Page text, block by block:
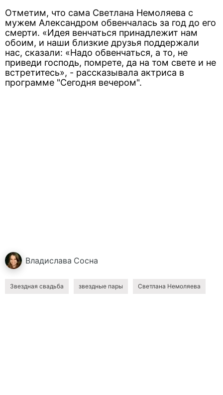
Отметим, что сама Светлана Немоляева с
мужем Александром обвенчалась за год до его
смерти. «Идея венчаться принадлежит нам
обоим, и наши близкие друзья поддержали
нас, сказали: «Надо обвенчаться, а то, не
приведи господь, помрете, да на том свете и не
встретитесь», - рассказывала актриса в
программе "Сегодня вечером".
Владислава Сосна
Звездная свадьба звездные пары Светлана Немоляева